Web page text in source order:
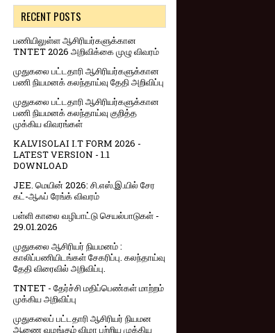
RECENT POSTS
பணியிலுள்ள ஆசிரியர்களுக்கான
TNTET 2026 அறிவிக்கை முழு விவரம்
முதுகலை பட்டதாரி ஆசிரியர்களுக்கான
பணி நியமனக் கலந்தாய்வு தேதி அறிவிப்பு
முதுகலை பட்டதாரி ஆசிரியர்களுக்கான
பணி நியமனக் கலந்தாய்வு குறித்த
முக்கிய விவரங்கள்
KALVISOLAI I.T FORM 2026 -
LATEST VERSION - 1.1
DOWNLOAD
JEE. மெயின் 2026: சி.எஸ்.இ.யில் சேர
கட்-ஆஃப் ரேங்க் விவரம்
பள்ளி காலை வழிபாட்டு செயல்பாடுகள் -
29.01.2026
முதுகலை ஆசிரியர் நியமனம் :
காலிப்பணியிடங்கள் சேகரிப்பு. கலந்தாய்வு
தேதி விரைவில் அறிவிப்பு.
TNTET - தேர்ச்சி மதிப்பெண்கள் மாற்றம்
முக்கிய அறிவிப்பு
முதுகலைப் பட்டதாரி ஆசிரியர் நியமன
ஆணை வழங்கும் விழா பற்றிய முக்கிய